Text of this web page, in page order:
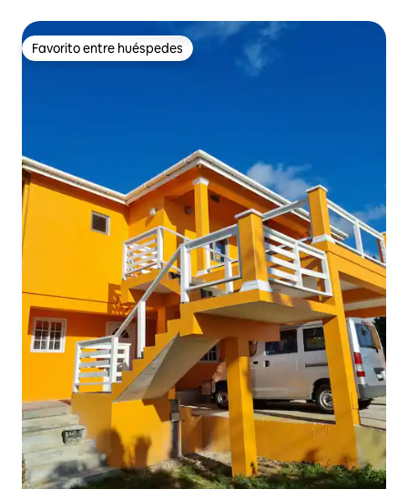
Favorito entre huéspedes
Favorito entre huéspedes